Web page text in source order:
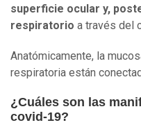
superficie ocular y,
respiratorio a través del
Anatómicamente, la
respiratoria están
¿Cuáles son las
covid-19?